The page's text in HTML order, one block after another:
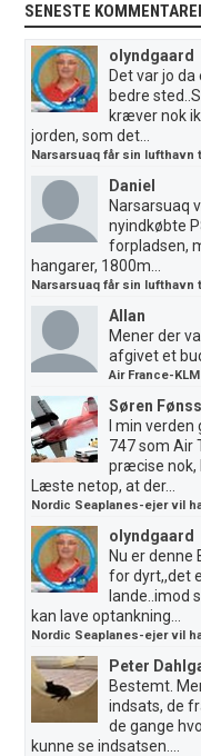
SENESTE
olyndgaard
Det var jo
bedre
kræver nok
jorden, som det...
Narsarsuaq får sin lufthavn
Daniel
Narsarsuaq
nyindkøbte
forpladsen,
hangarer, 1800m...
Narsarsuaq får sin lufthavn
Allan
Mener der
afgivet et
Air France-
Søren Fønss
I min
747 som Air
præcise nok,
Læste netop, at der...
Nordic Seaplanes-ejer vil
olyndgaard
Nu er denne
for dyrt,,det
lande..imod
kan lave optankning...
Nordic Seaplanes-ejer vil
Peter
Bestemt.
indsats, de
de gange
kunne se indsatsen....